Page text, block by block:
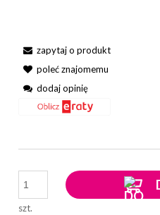
zapytaj o produkt
poleć znajomemu
dodaj opinię
szt.